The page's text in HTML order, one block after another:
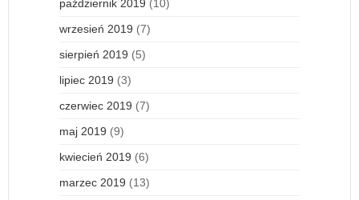
październik 2019 (10)
wrzesień 2019 (7)
sierpień 2019 (5)
lipiec 2019 (3)
czerwiec 2019 (7)
maj 2019 (9)
kwiecień 2019 (6)
marzec 2019 (13)